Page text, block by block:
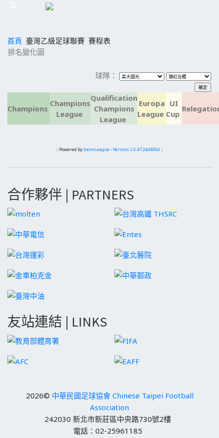
首頁 臺灣乙級足球聯賽 賽程表
排名變化圖
球隊：
Champions
Champions
League
Qualification
Champions
League
Europa
League
UI
Cup
:: Powered by JoomLeague -Version 2.0.47.2dd406d ::
合作夥伴 | PARTNERS
友站連結 | LINKS
2026© 中華民國足球協會 Chinese Taipei Football
Association
242030 新北市新莊區中央路730號2樓
電話：02-25961185